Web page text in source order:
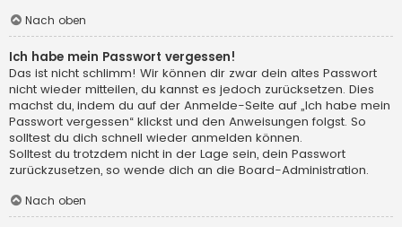
Nach oben
Ich habe mein Passwort vergessen!
Das ist nicht schlimm! Wir können dir zwar dein altes Passwort
nicht wieder mitteilen, du kannst es jedoch zurücksetzen. Dies
machst du, indem du auf der Anmelde-Seite auf „Ich habe mein
Passwort vergessen“ klickst und den Anweisungen folgst. So
solltest du dich schnell wieder anmelden können.
Solltest du trotzdem nicht in der Lage sein, dein Passwort
zurückzusetzen, so wende dich an die Board-Administration.
Nach oben